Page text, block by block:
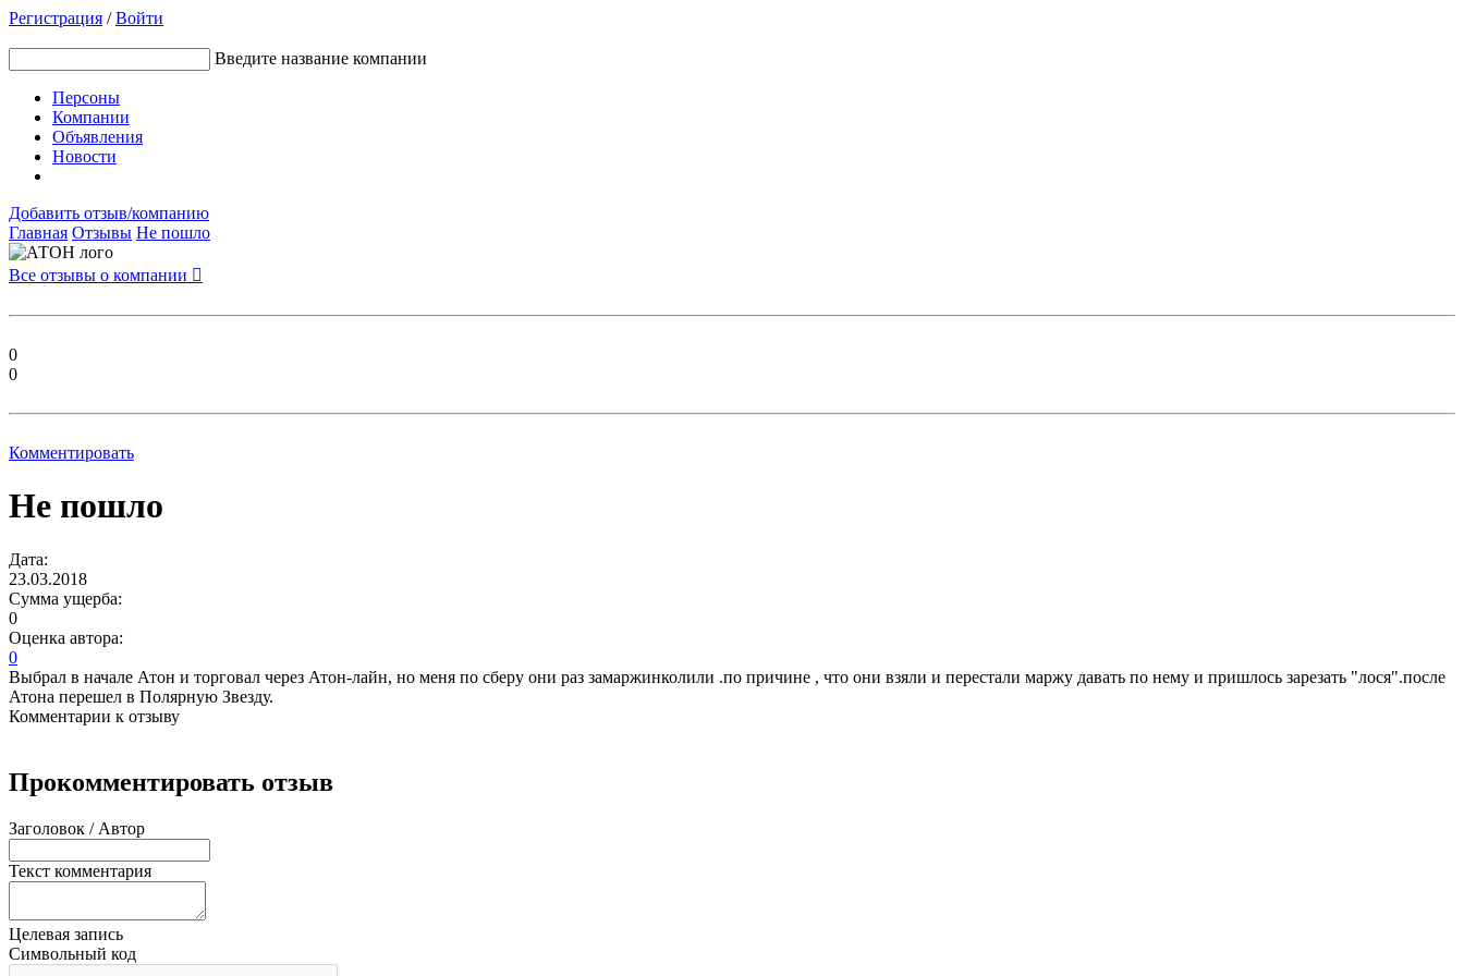
Регистрация /Войти
Введите название компании
Персоны
Компании
Объявления
Новости
Добавить отзыв/компанию
Главная Отзывы Не пошло
Все отзывы о компании 
0
0
Комментировать
Не пошло
Дата:
23.03.2018
Сумма ущерба:
0
Оценка автора:
0
Выбрал в начале Атон и торговал через Атон-лайн, но меня по сберу они раз замаржинколили .по причине , что они взяли и перестали маржу давать по нему и пришлось зарезать "лося".после
Атона перешел в Полярную Звезду.
Комментарии к отзыву
Прокомментировать отзыв
Заголовок / Автор
Текст комментария
Целевая запись
Символьный код